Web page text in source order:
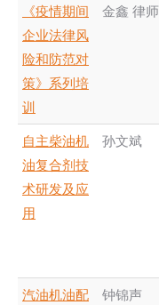
《疫情期间
企业法律风
险和防范对
策》系列培
训
金鑫 律师
自主柴油机
油复合剂技
术研发及应
用
孙文斌
汽油机油配
钟锦声